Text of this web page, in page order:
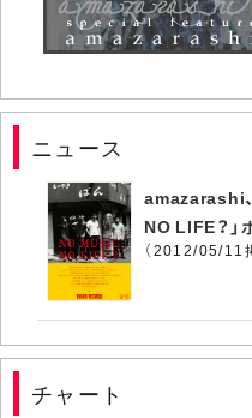
ニュース
amazarashi
NO LIFE？」
（2012/05/11
チャート